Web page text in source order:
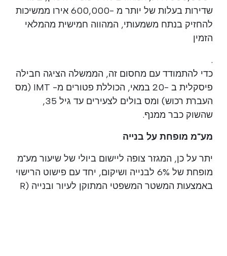
שדירות בעלות של יותר מ -600,000 אירו ממשיכות
להחזיק בנתח משמעותי, המהווה חמישית מהמלאי
הזמין
.
כדי להתמודד עם מחסום זה, הממשלה הציגה חבילה
פיסקלית ב -20 במאי, הכוללת פטורים מ- IMT (מס
העברת רכוש) ומס בולים לצעירים עד גיל 35,
שהשוק כבר ממנף.
מע"מ מופחת על בנייה
יתר על כן, המגזר צופה ליישום ביולי של שיעור מע"מ
מופחת של 6% לבנייה ושיקום, יחד עם פישוט הרישוי
באמצעות המשטר המשפטי המתוקן לעיור ובנייה (R